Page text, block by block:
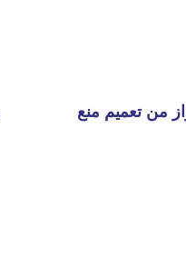
من تعميم منع